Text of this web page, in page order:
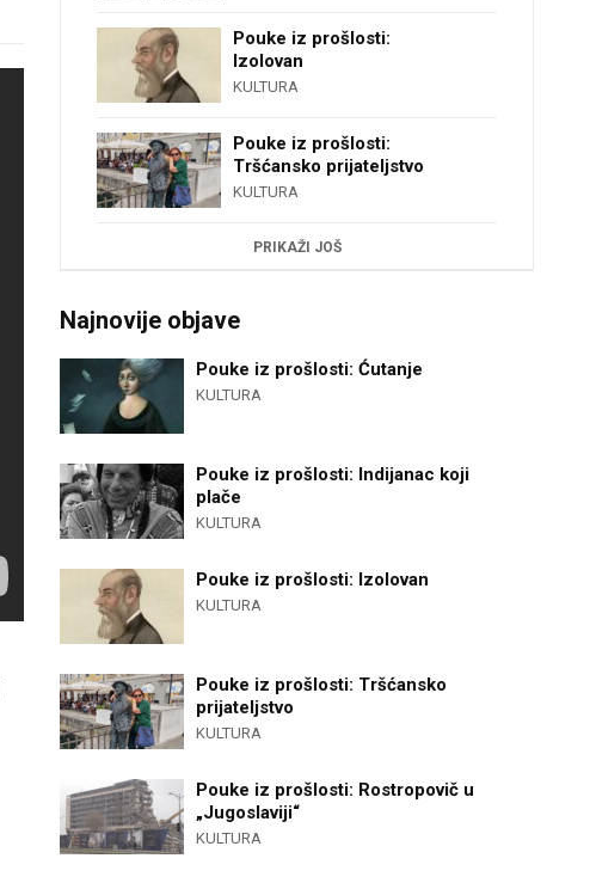
Pouke iz prošlosti:
Izolovan
KULTURA
Pouke iz prošlosti:
Tršćansko prijateljstvo
KULTURA
PRIKAŽI JOŠ
Najnovije objave
Pouke iz prošlosti: Ćutanje
KULTURA
Pouke iz prošlosti: Indijanac koji
plače
KULTURA
Pouke iz prošlosti: Izolovan
KULTURA
Pouke iz prošlosti: Tršćansko
prijateljstvo
KULTURA
Pouke iz prošlosti: Rostropovič u
„Jugoslaviji“
KULTURA